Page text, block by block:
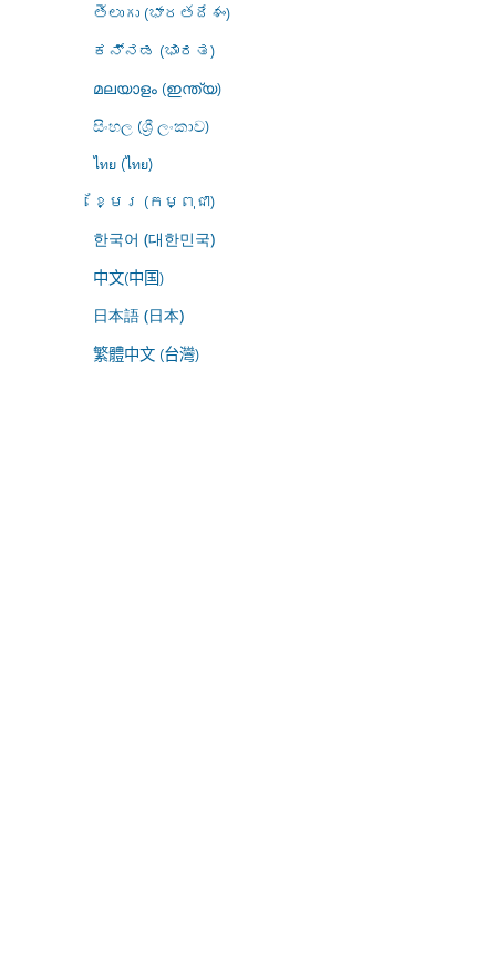
తెలుగు (భారతదేశం)
ಕನ್ನಡ (ಭಾರತ)
മലയാളം (ഇന്ത്യ)
සිංහල (ශ්‍රී ලංකාව)
ไทย (ไทย)
ខ្មែរ (កម្ពុជា)
한국어 (대한민국)
中文(中国)
日本語 (日本)
繁體中文 (台灣)